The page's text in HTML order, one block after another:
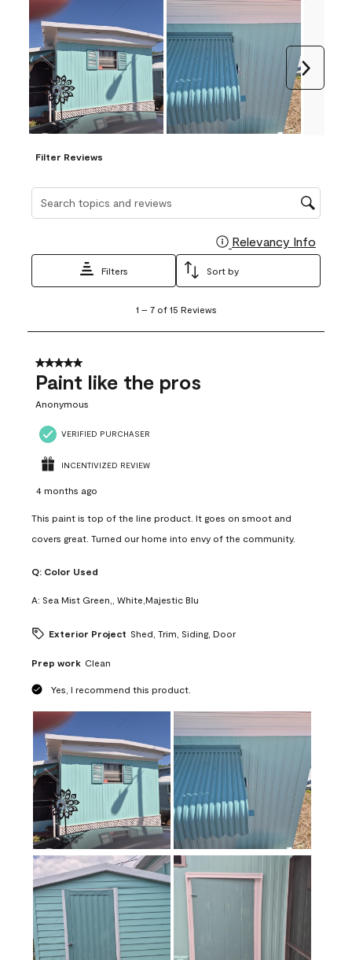
Filter Reviews
Search topics and reviews search region
Relevancy Info
Filters Sort by
7
15
Reviews
1 – 7 of 15 Reviews
5 out of 5 stars.
Paint like the pros
Anonymous
VERIFIED PURCHASER
INCENTIVIZED REVIEW
4 months ago
This paint is top of the line product. It goes on smoot and
covers great. Turned our home into envy of the community.
Q: Color Used
A: Sea Mist Green,, White,Majestic Blu
Exterior Project Shed, Trim, Siding, Door
Prep work Clean
Yes, I recommend this product.